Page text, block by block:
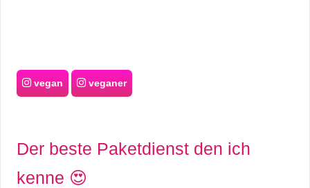
vegan veganer
Der beste Paketdienst den ich
kenne 😍